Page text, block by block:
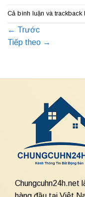
Cả bình luận và trackback
← Trước
Tiếp theo →
Chungcuhn24h.net